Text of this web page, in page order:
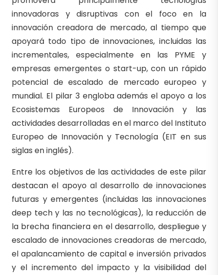
innovadoras y disruptivas con el foco en la
innovación creadora de mercado, al tiempo que
apoyará todo tipo de innovaciones, incluidas las
incrementales, especialmente en las PYME y
empresas emergentes o start-up, con un rápido
potencial de escalado de mercado europeo y
mundial. El pilar 3 engloba además el apoyo a los
Ecosistemas Europeos de Innovación y las
actividades desarrolladas en el marco del Instituto
Europeo de Innovación y Tecnología (EIT en sus
siglas en inglés).
Entre los objetivos de las actividades de este pilar
destacan el apoyo al desarrollo de innovaciones
futuras y emergentes (incluidas las innovaciones
deep tech y las no tecnológicas), la reducción de
la brecha financiera en el desarrollo, despliegue y
escalado de innovaciones creadoras de mercado,
el apalancamiento de capital e inversión privados
y el incremento del impacto y la visibilidad del